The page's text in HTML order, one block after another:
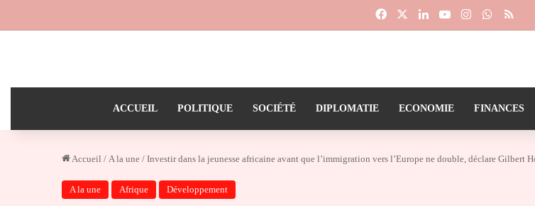
FacebookLinkedinYouTubeInstagramWhatsApp
RSS
ACCUEIL POLITIQUE SOCIÉTÉ DIPLOMATIE ECONOMIE FINANCES
Accueil / A la une / Investir dans la jeunesse africaine avant que l’immigration vers l’Europe ne double, déclare Gilbert
A la une Afrique Développement